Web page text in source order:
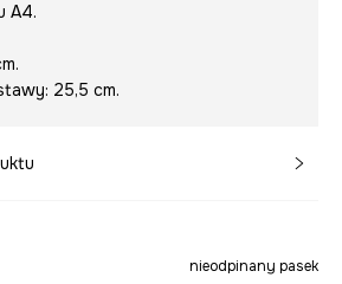
A4.
25,5 cm.
nieodpinany pasek